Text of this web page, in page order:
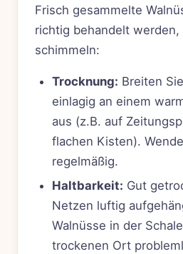
Frisch gesammelte
richtig behandelt
schimmeln:
Trocknung: Breiten
einlagig an einem
aus (z.B. auf
flachen Kisten).
regelmäßig.
Haltbarkeit: Gut
Netzen luftig
Walnüsse in der
trockenen Ort